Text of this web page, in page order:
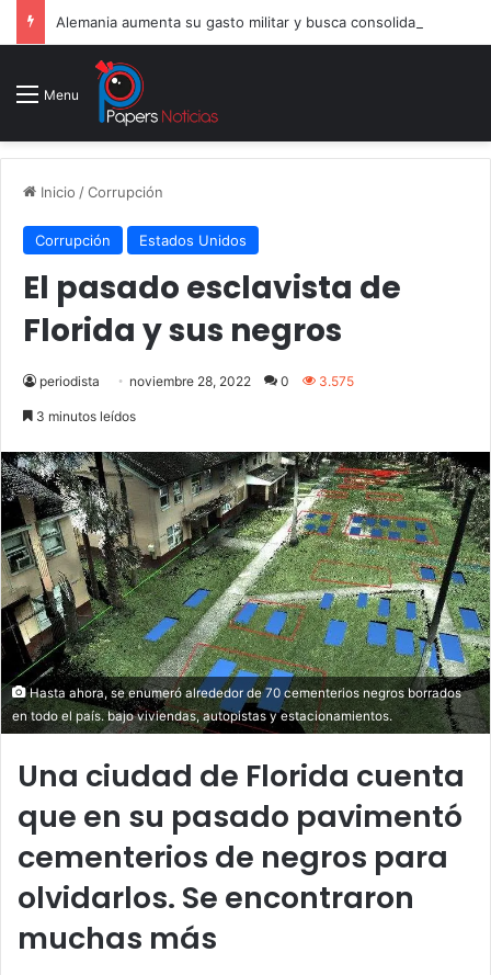
Menu
Inicio /Corrupción
Corrupción Estados Unidos
El pasado esclavista de
Florida y sus negros
periodista noviembre 28, 2022 0 3.575
3 minutos leídos
Hasta ahora, se enumeró alrededor de 70 cementerios negros borrados
en todo el país. bajo viviendas, autopistas y estacionamientos.
Una ciudad de Florida cuenta
que en su pasado pavimentó
cementerios de negros para
olvidarlos. Se encontraron
muchas más